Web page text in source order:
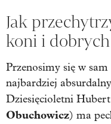
Jak
koni i
Przenosimy się w
najbardziej
Dziesięcioletni
Obuchowicz) ma